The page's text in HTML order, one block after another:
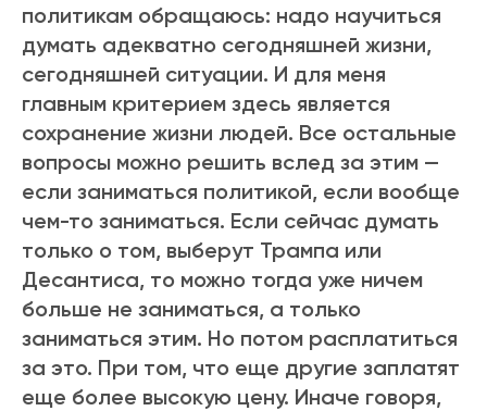
политикам обращаюсь: надо научиться
думать адекватно сегодняшней жизни,
сегодняшней ситуации. И для меня
главным критерием здесь является
сохранение жизни людей. Все остальные
вопросы можно решить вслед за этим —
если заниматься политикой, если вообще
чем-то заниматься. Если сейчас думать
только о том, выберут Трампа или
Десантиса, то можно тогда уже ничем
больше не заниматься, а только
заниматься этим. Но потом расплатиться
за это. При том, что еще другие заплатят
еще более высокую цену. Иначе говоря,